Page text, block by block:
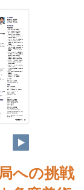
への挑戦